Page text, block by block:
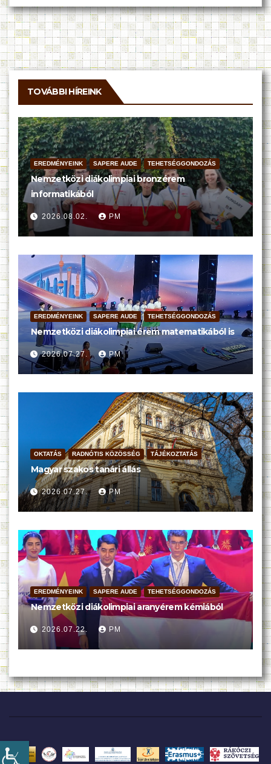
TOVÁBBI HÍREINK
EREDMÉNYEINK SAPERE AUDE TEHETSÉGGONDOZÁS
Nemzetközi diákolimpiai bronzérem
informatikából
2026.08.02. PM
EREDMÉNYEINK SAPERE AUDE TEHETSÉGGONDOZÁS
Nemzetközi diákolimpiai érem matematikából is
2026.07.27. PM
OKTATÁS RADNÓTIS KÖZÖSSÉG TÁJÉKOZTATÁS
Magyar szakos tanári állás
2026.07.27. PM
EREDMÉNYEINK SAPERE AUDE TEHETSÉGGONDOZÁS
Nemzetközi diákolimpiai aranyérem kémiából
2026.07.22. PM